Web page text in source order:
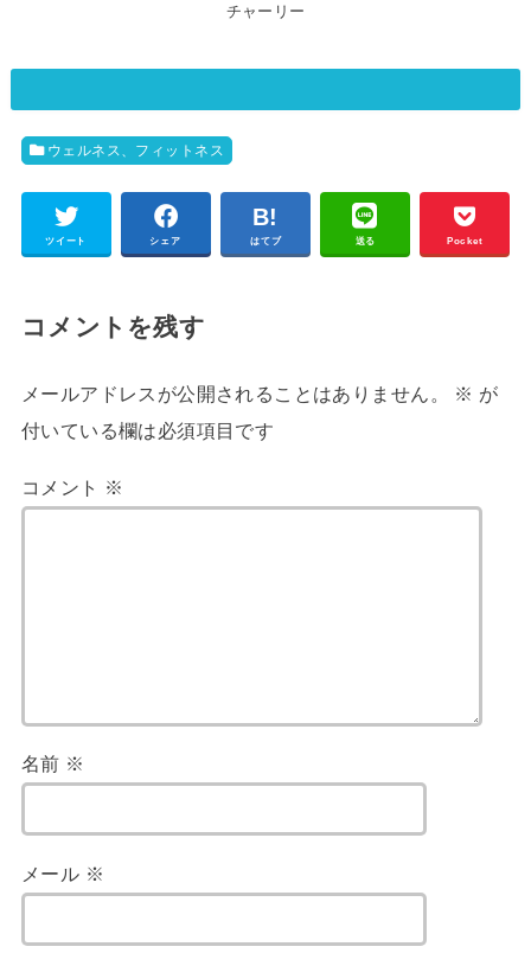
チャーリー
ウェルネス、フィットネス
ツイート シェア はてブ 送る Pocket
コメントを残す
メールアドレスが公開されることはありません。 ※ が
付いている欄は必須項目です
コメント ※
名前 ※
メール ※